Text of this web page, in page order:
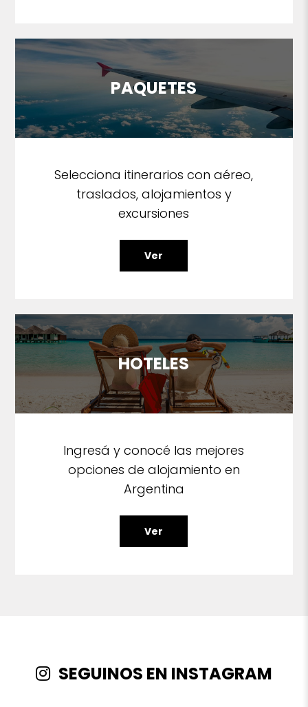
PAQUETES
Selecciona itinerarios con aéreo,
traslados, alojamientos y
excursiones
Ver
HOTELES
Ingresá y conocé las mejores
opciones de alojamiento en
Argentina
Ver
SEGUINOS EN INSTAGRAM